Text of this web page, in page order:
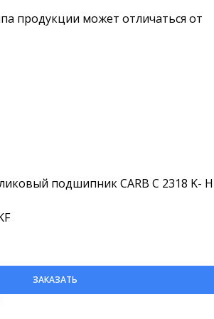
подшипник CARB C 2318 K- H
ЗАКАЗАТЬ